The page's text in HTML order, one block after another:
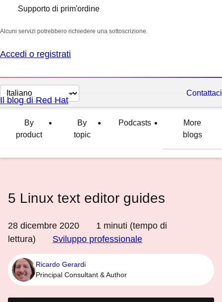
Supporto di prim'ordine
Alcuni servizi potrebbero richiedere una sottoscrizione.
Accedi o registrati
Cambia
lingua
Contattaci
Il blog di Red Hat
By
product
By
topic
Podcasts
More
blogs
5 Linux text editor guides
28 dicembre 2020 1 minuti (tempo di
lettura)
Sviluppo professionale
Ricardo Gerardi
Principal Consultant & Author